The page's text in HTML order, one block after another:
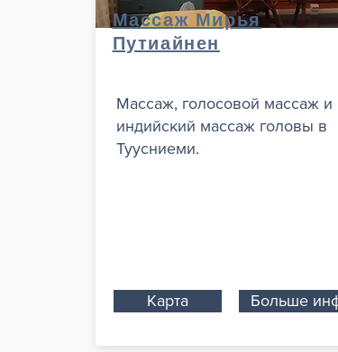
Массаж Мирья
Путиайнен
Массаж, голосовой массаж и
индийский массаж головы в
Туусниеми.
Карта Больше